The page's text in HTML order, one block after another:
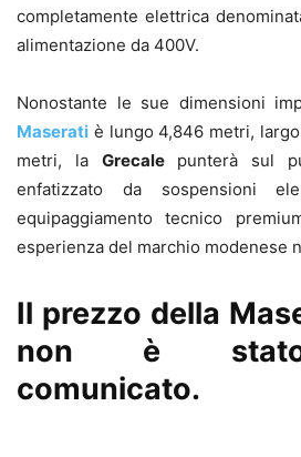
completamente elettrica
alimentazione da 400V.
Nonostante le sue dimensioni
Maserati è lungo 4,846 metri,
metri, la Grecalepunterà sul
enfatizzato da sospensioni
equipaggiamento tecnico
esperienza del marchio modenese
Il prezzo della
non è
comunicato.